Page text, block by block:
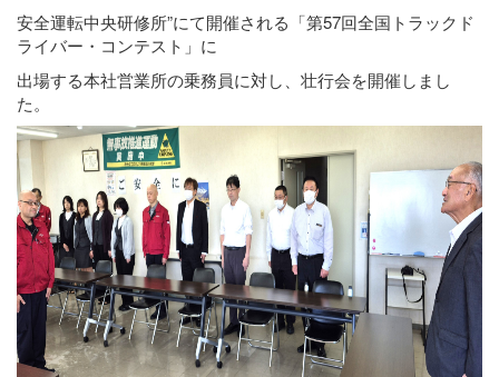
安全運転中央研修所”にて開催される「第57回全国トラックド
ライバー・コンテスト」に
出場する本社営業所の乗務員に対し、壮行会を開催しまし
た。